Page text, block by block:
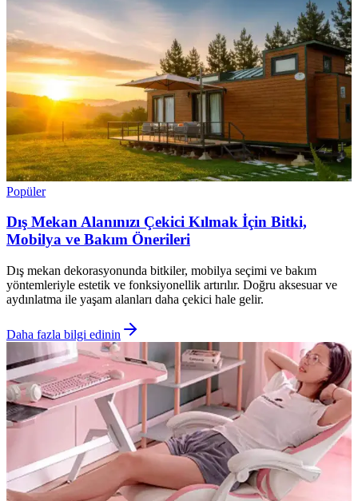
Popüler
Dış Mekan Alanınızı Çekici Kılmak İçin Bitki,
Mobilya ve Bakım Önerileri
Dış mekan dekorasyonunda bitkiler, mobilya seçimi ve bakım
yöntemleriyle estetik ve fonksiyonellik artırılır. Doğru aksesuar ve
aydınlatma ile yaşam alanları daha çekici hale gelir.
Daha fazla bilgi edinin